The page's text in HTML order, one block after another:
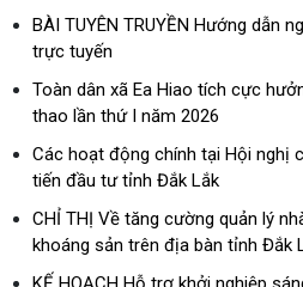
BÀI TUYÊN TRUYỀN Hướng dẫn
trực tuyến
Toàn dân xã Ea Hiao tích cực
thao lần thứ I năm 2026
Các hoạt động chính tại Hội nghị
tiến đầu tư tỉnh Đắk Lắk
CHỈ THỊ Về tăng cường quản lý
khoáng sản trên địa bàn tỉnh Đắk